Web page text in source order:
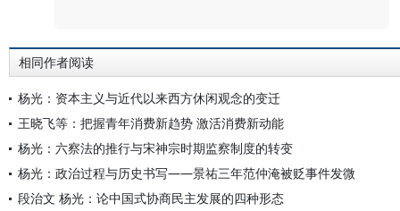
相同作者阅读
杨光：资本主义与近代以来西方休闲观念的变迁
王晓飞等：把握青年消费新趋势 激活消费新动能
杨光：六察法的推行与宋神宗时期监察制度的转变
杨光：政治过程与历史书写——景祐三年范仲淹被贬事件发微
段治文 杨光：论中国式协商民主发展的四种形态